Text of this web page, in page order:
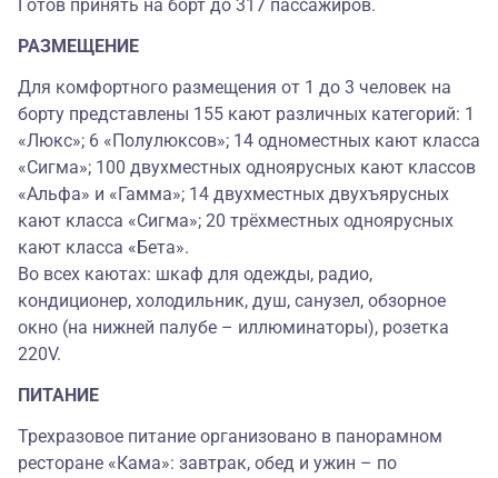
Готов принять на борт до 317 пассажиров.
РАЗМЕЩЕНИЕ
Для комфортного размещения от 1 до 3 человек на
борту представлены 155 кают различных категорий: 1
«Люкс»; 6 «Полулюксов»; 14 одноместных кают класса
«Сигма»; 100 двухместных одноярусных кают классов
«Альфа» и «Гамма»; 14 двухместных двухъярусных
кают класса «Сигма»; 20 трёхместных одноярусных
кают класса «Бета».
Во всех каютах: шкаф для одежды, радио,
кондиционер, холодильник, душ, санузел, обзорное
окно (на нижней палубе – иллюминаторы), розетка
220V.
ПИТАНИЕ
Трехразовое питание организовано в панорамном
ресторане «Кама»: завтрак, обед и ужин – по